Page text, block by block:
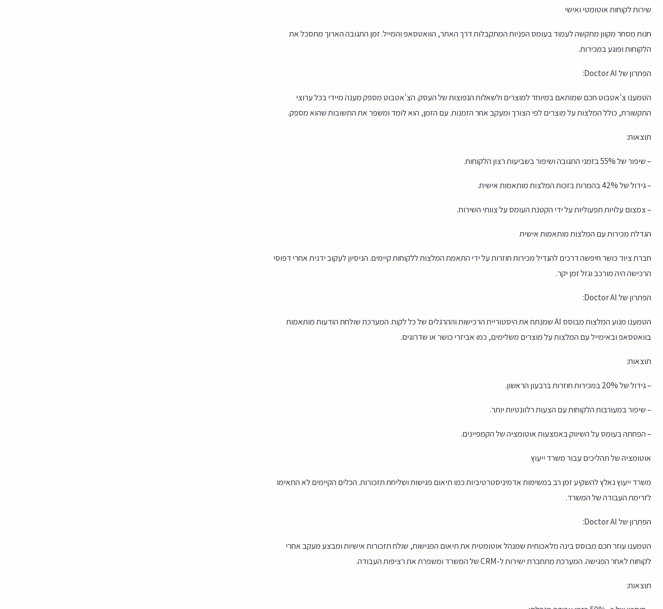
שירות לקוחות אוטומטי ואישי
חנות מסחר מקוון מתקשה לעמוד בעומס הפניות המתקבלות דרך האתר, הוואטסאפ והמייל. זמן התגובה הארוך מתסכל את
הלקוחות ופוגע במכירות.
הפתרון של Doctor AI:
הטמענו צ'אטבוט חכם שמותאם במיוחד למוצרים ולשאלות הנפוצות של העסק. הצ'אטבוט מספק מענה מיידי בכל ערוצי
התקשורת, כולל המלצות על מוצרים לפי הצורך ומעקב אחר הזמנות. עם הזמן, הוא לומד ומשפר את התשובות שהוא מספק.
תוצאות:
– שיפור של 55% בזמני התגובה ושיפור בשביעות רצון הלקוחות.
– גידול של 42% בהמרות בזכות המלצות מותאמות אישית.
– צמצום עלויות תפעוליות על ידי הקטנת העומס על צוותי השירות.
הגדלת מכירות עם המלצות מותאמות אישית
חברת ציוד כושר חיפשה דרכים להגדיל מכירות חוזרות על ידי התאמת המלצות ללקוחות קיימים. הניסיון לעקוב ידנית אחרי דפוסי
הרכישה היה מורכב וגזל זמן יקר.
הפתרון של Doctor AI:
הטמענו מנוע המלצות מבוסס AI שמנתח את היסטוריית הרכישות וההרגלים של כל לקוח. המערכת שולחת הודעות מותאמות
בוואטסאפ ובאימייל עם המלצות על מוצרים משלימים, כמו אביזרי כושר או שדרוגים.
תוצאות:
– גידול של 20% במכירות חוזרות ברבעון הראשון.
– שיפור במעורבות הלקוחות עם הצעות רלוונטיות יותר.
– הפחתה בעומס על השיווק באמצעות אוטומציה של הקמפיינים.
אוטומציה של תהליכים עבור משרד ייעוץ
משרד ייעוץ נאלץ להשקיע זמן רב במשימות אדמיניסטרטיביות כמו תיאום פגישות ושליחת תזכורות. הכלים הקיימים לא התאימו
לזרימת העבודה של המשרד.
הפתרון של Doctor AI:
הטמענו עוזר חכם מבוסס בינה מלאכותית שמנהל אוטומטית את תיאום הפגישות, שולח תזכורות אישיות ומבצע מעקב אחרי
לקוחות לאחר הפגישה. המערכת מתחברת ישירות ל-CRM של המשרד ומשפרת את רציפות העבודה.
תוצאות: